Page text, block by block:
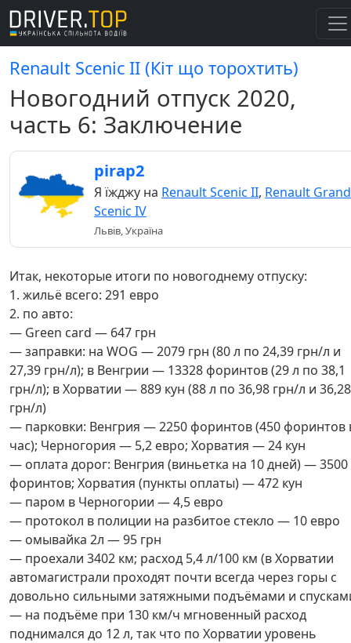
Renault Scenic II (Кіт що торохтить)
Новогодний отпуск 2020,
часть 6: Заключение
pirap2
Я їжджу на Renault Scenic II, Renault Grand
Scenic IV
Львів, Україна
Итак, некоторые итоги по новогоднему отпуску:
1. жильё всего: 291 евро
2. по авто:
— Green card — 647 грн
— заправки: на WOG — 2079 грн (80 л по 24,39 грн/л и
27,39 грн/л); в Венгрии — 13328 форинтов (29 л по 38,1
грн/л); в Хорватии — 889 кун (88 л по 36,98 грн/л и 36,28
грн/л)
— парковки: Венгрия — 2250 форинтов (450 форинтов
час); Черногория — 5,2 евро; Хорватия — 24 кун
— оплата дорог: Венгрия (виньетка на 10 дней) — 3500
форинтов; Хорватия (пункты оплаты) — 472 кун
— паром в Черногории — 4,5 евро
— протокол в полиции на разбитое стекло — 10 евро
— омывайка 2л — 95 грн
— проехали 3402 км; расход 5,4 л/100 км (в Хорватии
автомагистрали проходят почти всегда через горы с
довольно сильными затяжными подъёмами и
— на подъёме при 130 км/ч мгновенный расход
поднимался до 12 л, так что по Хорватии уровень